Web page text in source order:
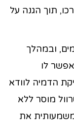
תוך הגנה על
נשאר במקומו למשך כ-10 ימים, ובמהלך
לו
הדמיה לוודא
מוסר ללא
משמעותית את